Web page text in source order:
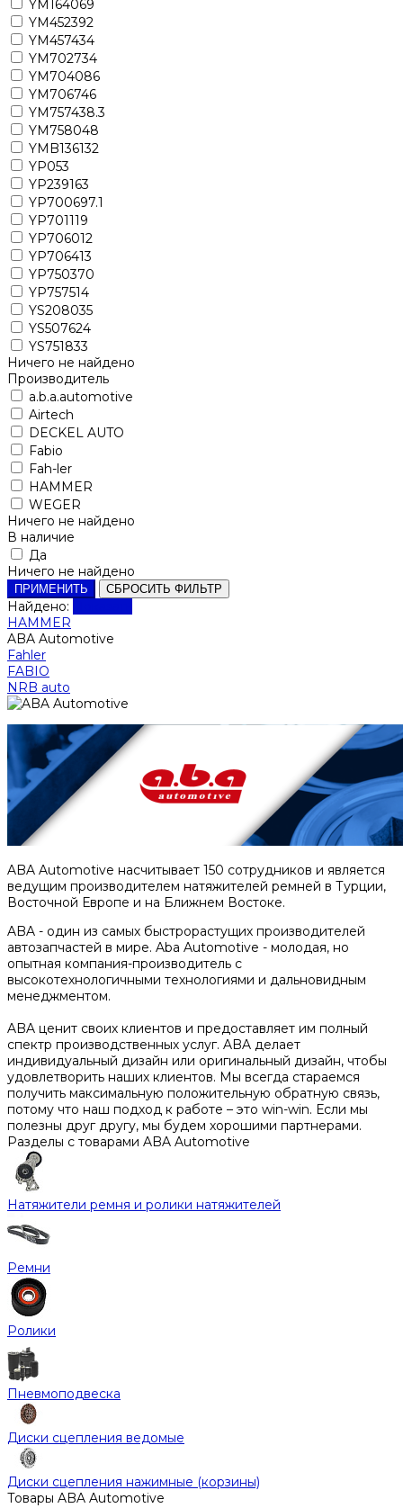
YM164069
YM452392
YM457434
YM702734
YM704086
YM706746
YM757438.3
YM758048
YMB136132
YP053
YP239163
YP700697.1
YP701119
YP706012
YP706413
YP750370
YP757514
YS208035
YS507624
YS751833
Ничего не найдено
Производитель
a.b.a.automotive
Airtech
DECKEL AUTO
Fabio
Fah-ler
HAMMER
WEGER
Ничего не найдено
В наличие
Да
Ничего не найдено
ПРИМЕНИТЬ СБРОСИТЬ ФИЛЬТР
Найдено:
HAMMER
ABA Automotive
Fahler
FABIO
NRB auto
ABA Automotive насчитывает 150 сотрудников и является
ведущим производителем натяжителей ремней в Турции,
Восточной Европе и на Ближнем Востоке.
ABA - один из самых быстрорастущих производителей
автозапчастей в мире. Aba Automotive - молодая, но
опытная компания-производитель с
высокотехнологичными технологиями и дальновидным
менеджментом.
ABA ценит своих клиентов и предоставляет им полный
спектр производственных услуг. ABA делает
индивидуальный дизайн или оригинальный дизайн, чтобы
удовлетворить наших клиентов. Мы всегда стараемся
получить максимальную положительную обратную связь,
потому что наш подход к работе – это win-win. Если мы
полезны друг другу, мы будем хорошими партнерами.
Разделы с товарами ABA Automotive
Натяжители ремня и ролики натяжителей
Ремни
Ролики
Пневмоподвеска
Диски сцепления ведомые
Диски сцепления нажимные (корзины)
Товары ABA Automotive